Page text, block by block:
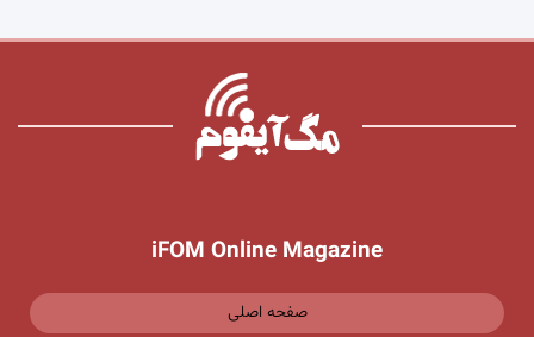
iFOM Online Magazine
صفحه اصلی